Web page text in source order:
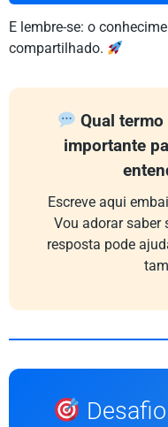
E lembre-se: o
compartilhado.
Qual
importante
Escreve aqui
Vou adorar
resposta pode